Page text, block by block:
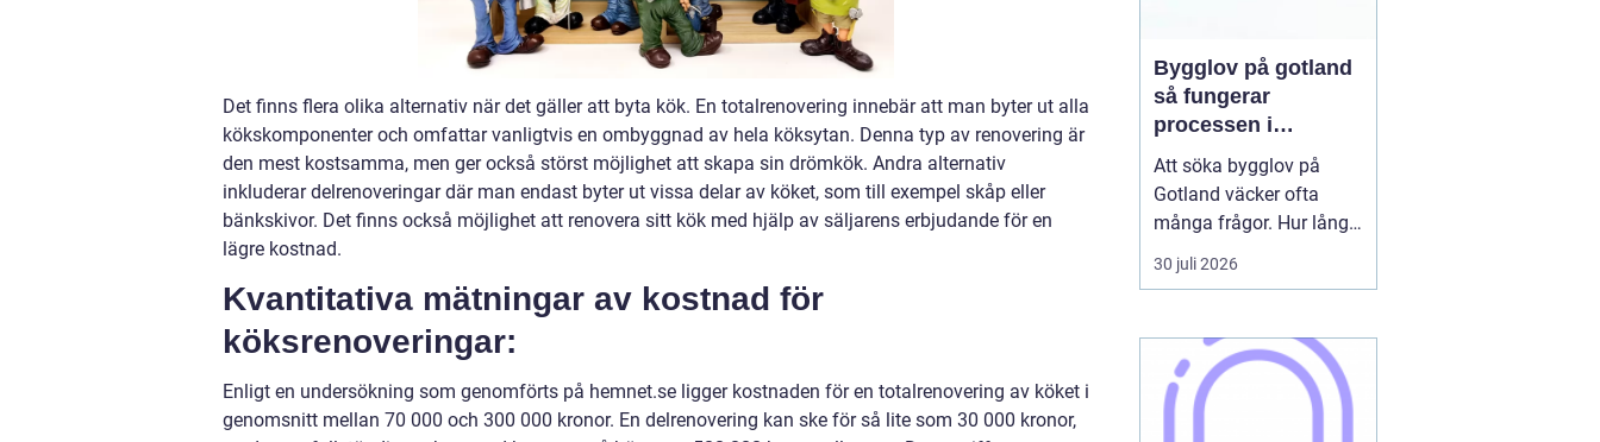
Det finns flera olika alternativ när det gäller att byta kök. En totalrenovering innebär att man byter ut alla
kökskomponenter och omfattar vanligtvis en ombyggnad av hela köksytan. Denna typ av renovering är
den mest kostsamma, men ger också störst möjlighet att skapa sin drömkök. Andra alternativ
inkluderar delrenoveringar där man endast byter ut vissa delar av köket, som till exempel skåp eller
bänkskivor. Det finns också möjlighet att renovera sitt kök med hjälp av säljarens erbjudande för en
lägre kostnad.
Kvantitativa mätningar av kostnad för
köksrenoveringar:
Enligt en undersökning som genomförts på hemnet.se ligger kostnaden för en totalrenovering av köket i
genomsnitt mellan 70 000 och 300 000 kronor. En delrenovering kan ske för så lite som 30 000 kronor,
Bygglov på gotland
så fungerar
processen i
praktiken
Att söka bygglov på
Gotland väcker ofta
många frågor. Hur lång
tid tar det? Vilka
handlingar behövs? Och
nära havet eller i Visbys
känsliga kulturmiljö? För
den som sällan har
30 juli 2026